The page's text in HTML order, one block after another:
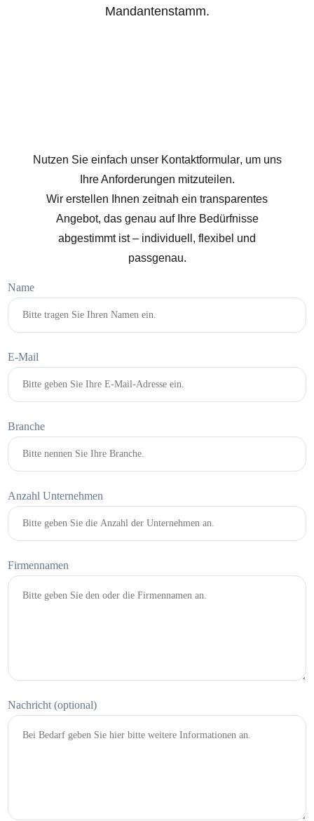
Mandantenstamm.
Nutzen Sie einfach unser Kontaktformular, um uns
Ihre Anforderungen mitzuteilen.
Wir erstellen Ihnen zeitnah ein transparentes
Angebot, das genau auf Ihre Bedürfnisse
abgestimmt ist – individuell, flexibel und
passgenau.
Name
E-Mail
Branche
Anzahl Unternehmen
Firmennamen
Nachricht (optional)